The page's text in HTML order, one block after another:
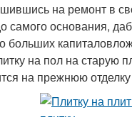
на ремонт в
самого основания,
больших
на пол на старую
на прежнюю